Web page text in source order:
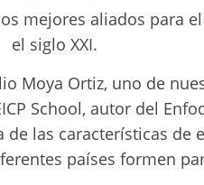
mejores aliados para
el siglo XXI.
Moya Ortiz, uno de
School, autor del
de las características
países formen